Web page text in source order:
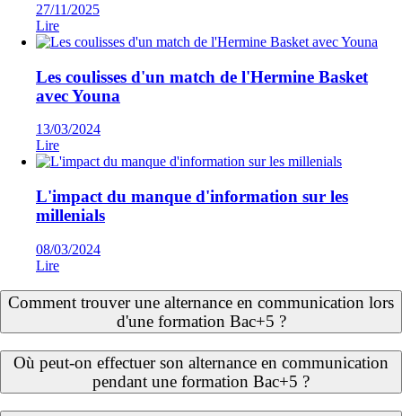
27/11/2025
Lire
Les coulisses d'un match de l'Hermine Basket
avec Youna
13/03/2024
Lire
L'impact du manque d'information sur les
millenials
08/03/2024
Lire
Comment trouver une alternance en communication lors
d'une formation Bac+5 ?
Où peut-on effectuer son alternance en communication
pendant une formation Bac+5 ?